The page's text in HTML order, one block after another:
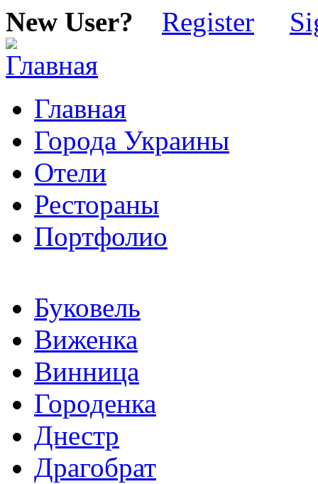
New User? Register
Главная
Города Украины
Отели
Рестораны
Портфолио
Буковель
Виженка
Винница
Городенка
Днестр
Драгобрат